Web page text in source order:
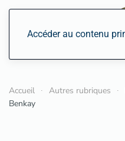
Accéder au contenu
Accueil Autres rubriques
Benkay